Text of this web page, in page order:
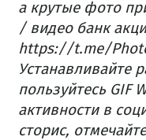
а крутые фото
/ видео банк
https://t.me/
Устанавливайте
пользуйтесь GIF
активности в
сторис,